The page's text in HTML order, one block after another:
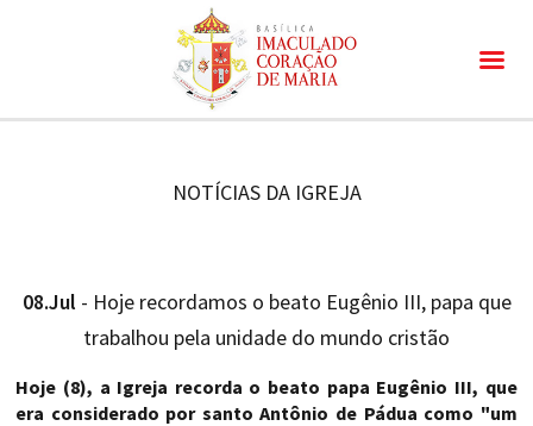
NOTÍCIAS DA IGREJA
08.Jul - Hoje recordamos o beato Eugênio III, papa que
trabalhou pela unidade do mundo cristão
Hoje (8), a Igreja recorda o beato papa Eugênio III, que
era considerado por santo Antônio de Pádua como "um